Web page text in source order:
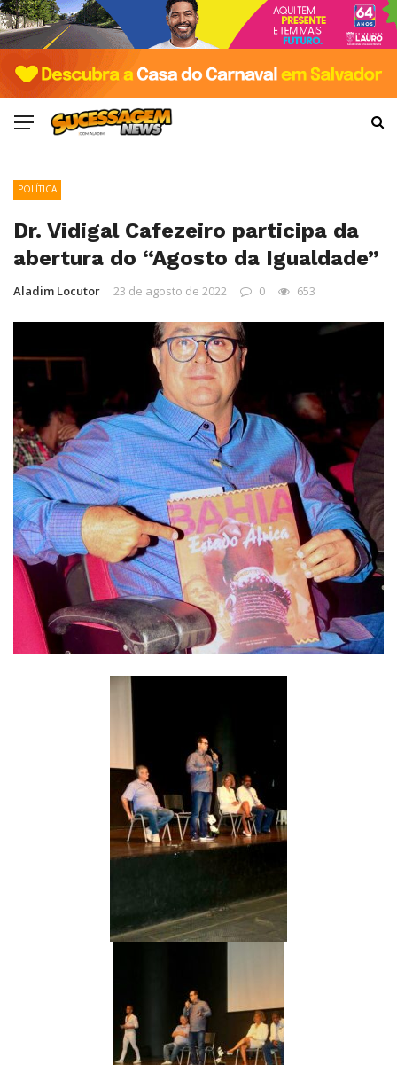
POLÍTICA
Dr. Vidigal Cafezeiro participa da
abertura do “Agosto da Igualdade”
Aladim Locutor 23 de agosto de 2022 0 653